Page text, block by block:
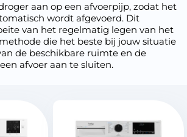
aan op een afvoerpijp, zodat het
wordt afgevoerd. Dit
van het regelmatig legen van het
die het beste bij jouw situatie
de beschikbare ruimte en de
afvoer aan te sluiten.